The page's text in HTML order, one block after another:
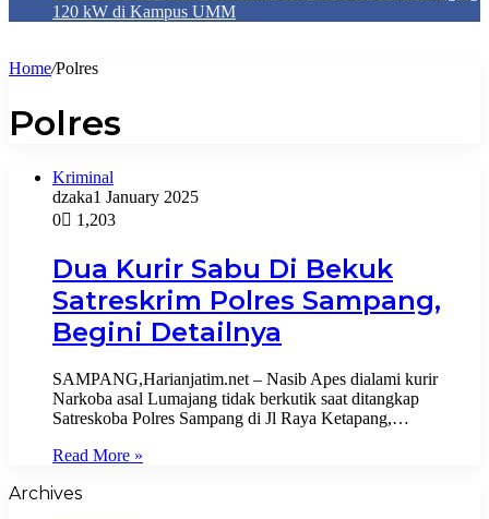
120 kW di Kampus UMM
Home/Polres
Polres
Kriminal
dzaka1 January 2025
0
1,203
Dua Kurir Sabu Di Bekuk
Satreskrim Polres Sampang,
Begini Detailnya
SAMPANG,Harianjatim.net – Nasib Apes dialami kurir
Narkoba asal Lumajang tidak berkutik saat ditangkap
Satreskoba Polres Sampang di Jl Raya Ketapang,…
Read More »
Archives